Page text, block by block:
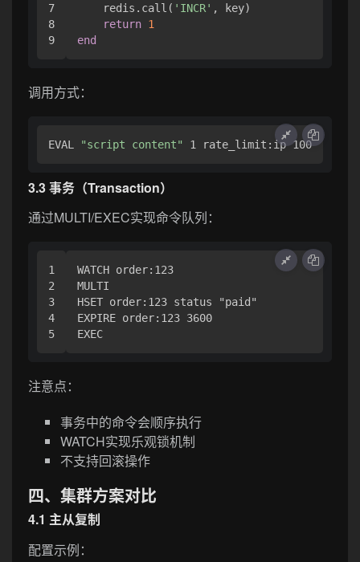
7
8
    redis.call(
'INCR' , key)
return 1
end
调用方式：
EVAL "script content"
3.3 事务（Transaction）
通过MULTI/EXEC实现命令队列：
1
2
3
4
WATCH order:123
MULTI
HSET order:123 status "paid"
EXPIRE order:123 3600
注意点：
事务中的命令会顺序执行
WATCH实现乐观锁机制
不支持回滚操作
四、集群方案对比
4.1 主从复制
配置示例：